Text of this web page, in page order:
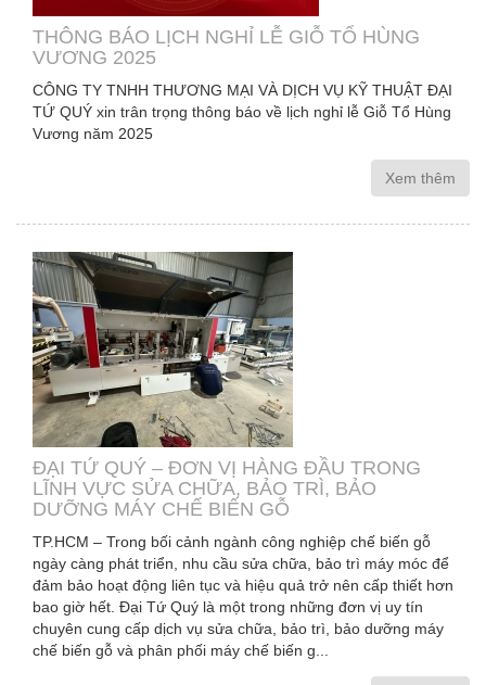
THÔNG BÁO LỊCH NGHỈ LỄ GIỖ TỔ HÙNG
VƯƠNG 2025
CÔNG TY TNHH THƯƠNG MẠI VÀ DỊCH VỤ KỸ THUẬT ĐẠI
TỨ QUÝ xin trân trọng thông báo về lịch nghỉ lễ Giỗ Tổ Hùng
Vương năm 2025
Xem thêm
ĐẠI TỨ QUÝ – ĐƠN VỊ HÀNG ĐẦU TRONG
LĨNH VỰC SỬA CHỮA, BẢO TRÌ, BẢO
DƯỠNG MÁY CHẾ BIẾN GỖ
TP.HCM – Trong bối cảnh ngành công nghiệp chế biến gỗ
ngày càng phát triển, nhu cầu sửa chữa, bảo trì máy móc để
đảm bảo hoạt động liên tục và hiệu quả trở nên cấp thiết hơn
bao giờ hết. Đại Tứ Quý là một trong những đơn vị uy tín
chuyên cung cấp dịch vụ sửa chữa, bảo trì, bảo dưỡng máy
chế biến gỗ và phân phối máy chế biến g...